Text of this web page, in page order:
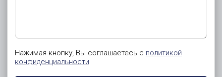
Нажимая кнопку, Вы соглашаетесь с политикой
конфиденциальности